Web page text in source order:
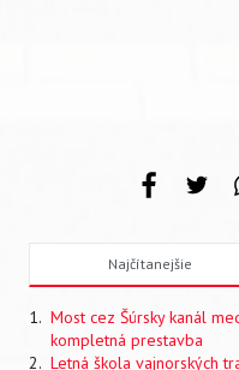
Najčítanejšie
Most cez Šúrsky kanál
kompletná prestavba
Letná škola vajnorských